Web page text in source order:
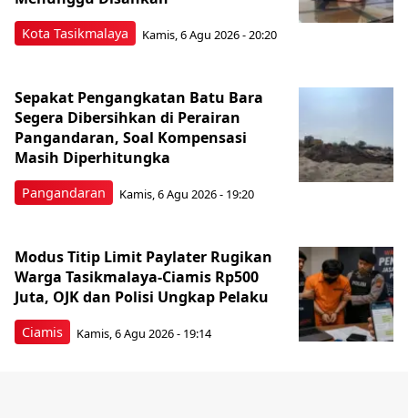
Kota Tasikmalaya Kamis, 6 Agu 2026 - 20:20
Pangandaran
Sepakat Pengangkatan Batu Bara
Segera Dibersihkan di Perairan
Pangandaran, Soal Kompensasi
Masih Diperhitungka
Kamis, 6 Agu 2026 - 19:20
Ciamis
Modus Titip Limit Paylater Rugikan
Warga Tasikmalaya-Ciamis Rp500
Juta, OJK dan Polisi Ungkap Pelaku
Kamis, 6 Agu 2026 - 19:14